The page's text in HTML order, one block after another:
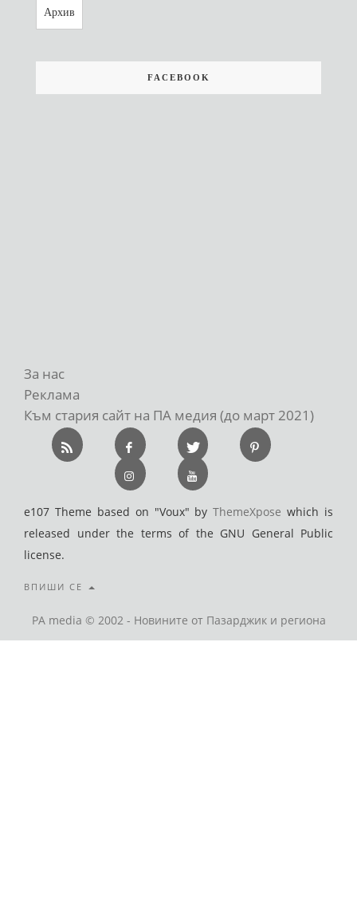
Архив
FACEBOOK
За нас
Реклама
Към стария сайт на ПА медия (до март 2021)
e107 Theme based on "Voux" byThemeXpose which is
released under the terms of the GNU General Public
license.
ВПИШИ СЕ
PA media © 2002 - Новините от Пазарджик и региона